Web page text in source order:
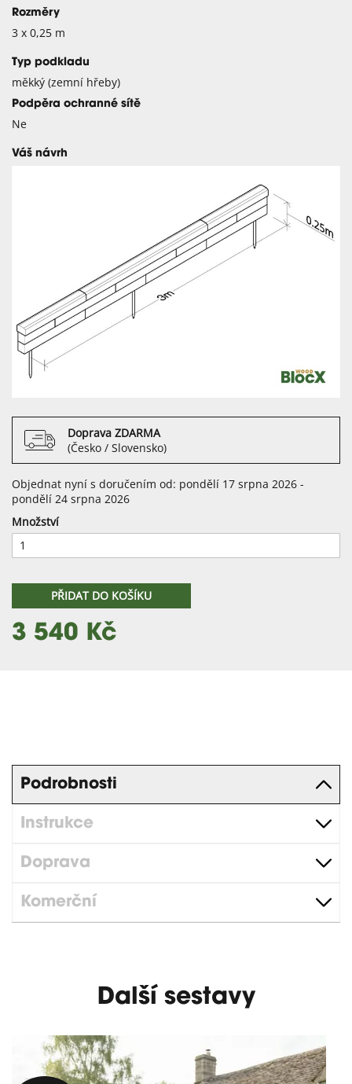
Rozměry
3 x 0,25 m
Typ podkladu
měkký (zemní hřeby)
Podpěra ochranné sítě
Ne
Váš návrh
Doprava ZDARMA
(Česko / Slovensko)
Objednat nyní s doručením od: pondělí 17 srpna 2026 -
pondělí 24 srpna 2026
Množství
PŘIDAT DO KOŠÍKU
3 540 Kč
Podrobnosti
Instrukce
Doprava
Komerční
Další sestavy